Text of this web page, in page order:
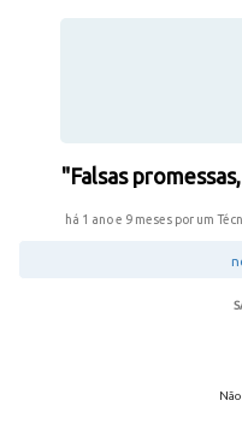
"Falsas
há 1 ano e 9 meses por um